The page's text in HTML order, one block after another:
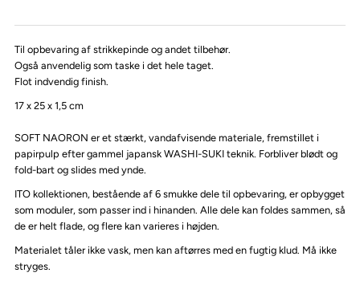
Til opbevaring af strikkepinde og andet tilbehør.
Også anvendelig som taske i det hele taget.
Flot indvendig finish.
17 x 25 x 1,5 cm
SOFT NAORON er et stærkt, vandafvisende materiale, fremstillet i
papirpulp efter gammel japansk WASHI-SUKI teknik. Forbliver blødt og
fold-bart og slides med ynde.
ITO kollektionen, bestående af 6 smukke dele til opbevaring, er opbygget
som moduler, som passer ind i hinanden. Alle dele kan foldes sammen, så
de er helt flade, og flere kan varieres i højden.
Materialet tåler ikke vask, men kan aftørres med en fugtig klud. Må ikke
stryges.